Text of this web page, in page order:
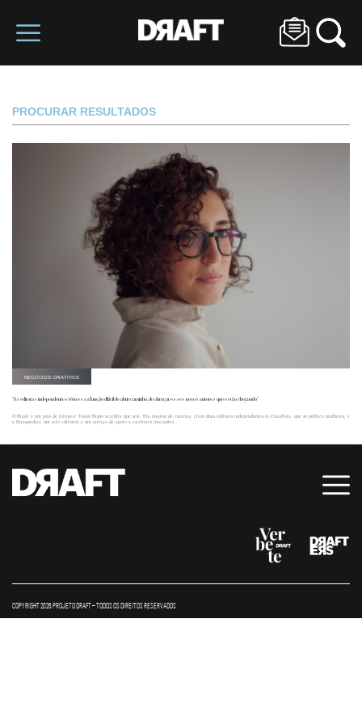
PROCURAR RESULTADOS
NEGÓCIOS CRIATIVOS
“As editoras independentes têm essa função difícil de abrir caminho, de abraçar esses novos autores que estão chegando”
O Brasil é um país de leitores? Tainã Bispo acredita que sim. Ela migrou de carreira, criou duas editoras independentes (a Claraboia, que só publica mulheres, e
a Paraquedas), um selo editorial e um serviço de apoio a escritores iniciantes.
COPYRIGHT 2026 PROJETO DRAFT – TODOS OS DIREITOS RESERVADOS